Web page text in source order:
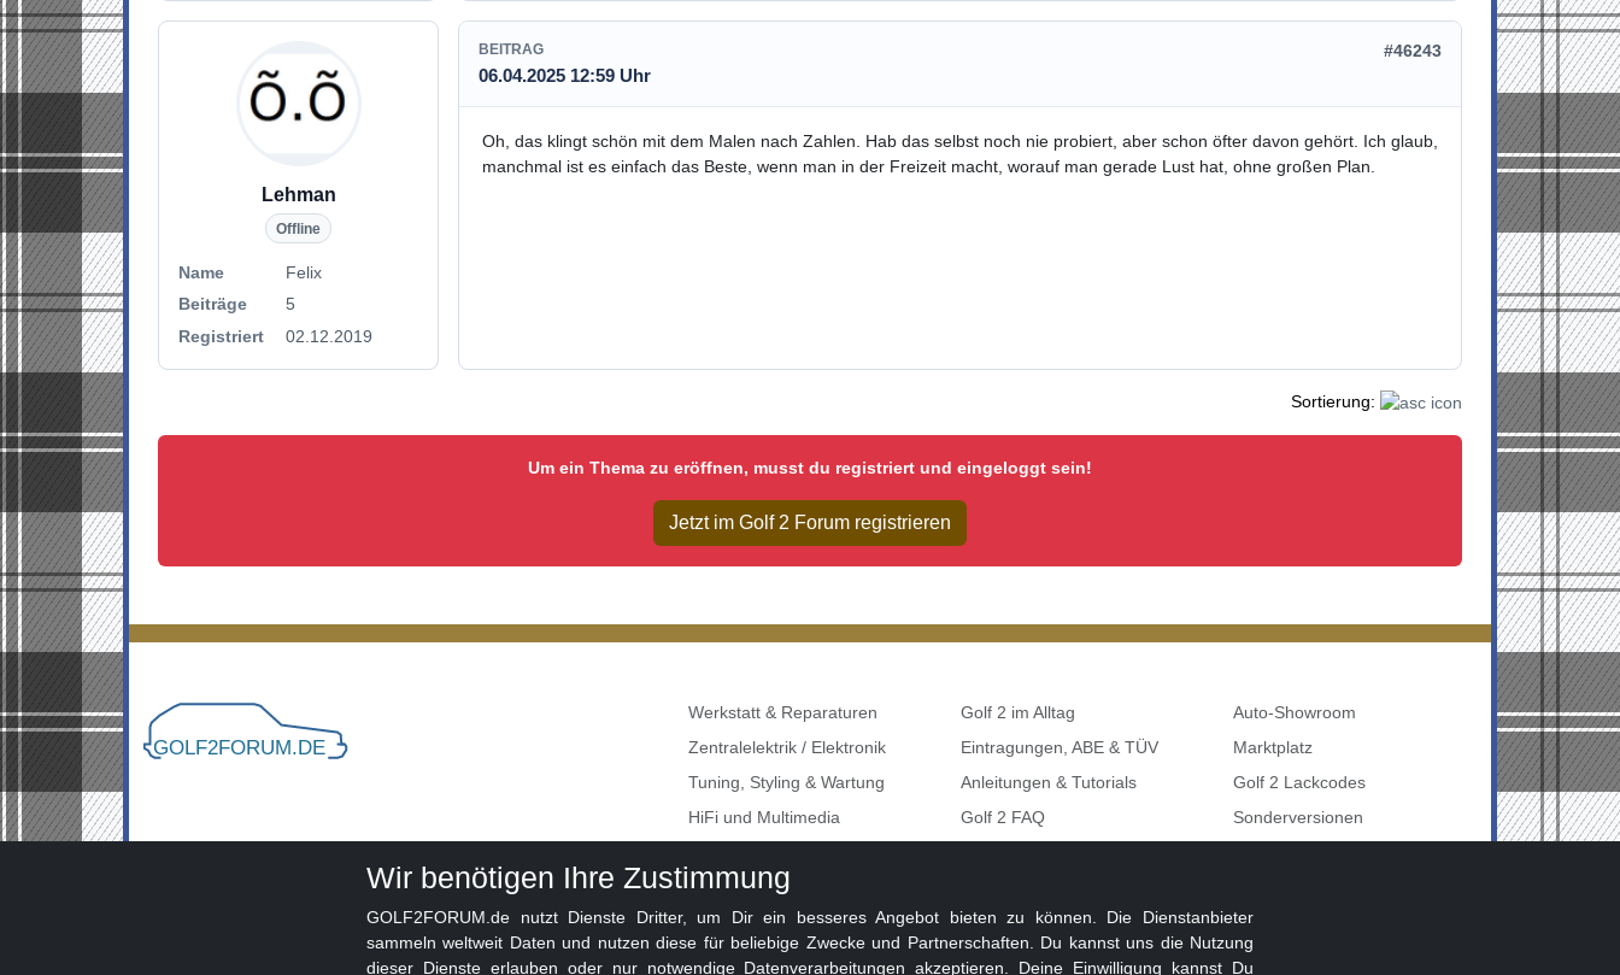
Lehman
Offline
Name
Felix
Beiträge
5
Registriert
02.12.2019
BEITRAG
06.04.2025 12:59 Uhr
#46243
Oh, das klingt schön mit dem Malen nach Zahlen. Hab das selbst noch nie probiert, aber schon öfter davon gehört. Ich glaub,
manchmal ist es einfach das Beste, wenn man in der Freizeit macht, worauf man gerade Lust hat, ohne großen Plan.
Sortierung:
Um ein Thema zu eröffnen, musst du registriert und eingeloggt sein!
Jetzt im Golf 2 Forum registrieren
Werkstatt & Reparaturen
Zentralelektrik / Elektronik
Tuning, Styling & Wartung
HiFi und Multimedia
Golf 2 im Alltag
Eintragungen, ABE & TÜV
Anleitungen & Tutorials
Golf 2 FAQ
Auto-Showroom
Marktplatz
Golf 2 Lackcodes
Sonderversionen
Wir benötigen Ihre Zustimmung
GOLF2FORUM.de nutzt Dienste Dritter, um Dir ein besseres Angebot bieten zu können. Die Dienstanbieter
sammeln weltweit Daten und nutzen diese für beliebige Zwecke und Partnerschaften. Du kannst uns die Nutzung
dieser Dienste erlauben oder nur notwendige Datenverarbeitungen akzeptieren. Deine Einwilligung kannst Du